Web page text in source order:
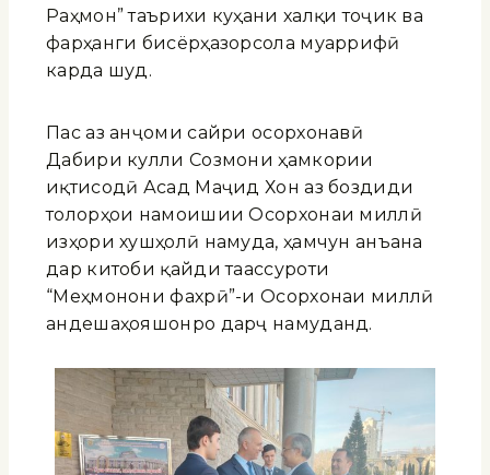
Раҳмон” таърихи куҳани халқи тоҷик ва
фарҳанги бисёрҳазорсола муаррифӣ
карда шуд.
Пас аз анҷоми сайри осорхонавӣ
Дабири кулли Созмони ҳамкории
иқтисодӣ Асад Маҷид Хон аз боздиди
толорҳои намоишии Осорхонаи миллӣ
изҳори хушҳолӣ намуда, ҳамчун анъана
дар китоби қайди таассуроти
“Меҳмонони фахрӣ”-и Осорхонаи миллӣ
андешаҳояшонро дарҷ намуданд.